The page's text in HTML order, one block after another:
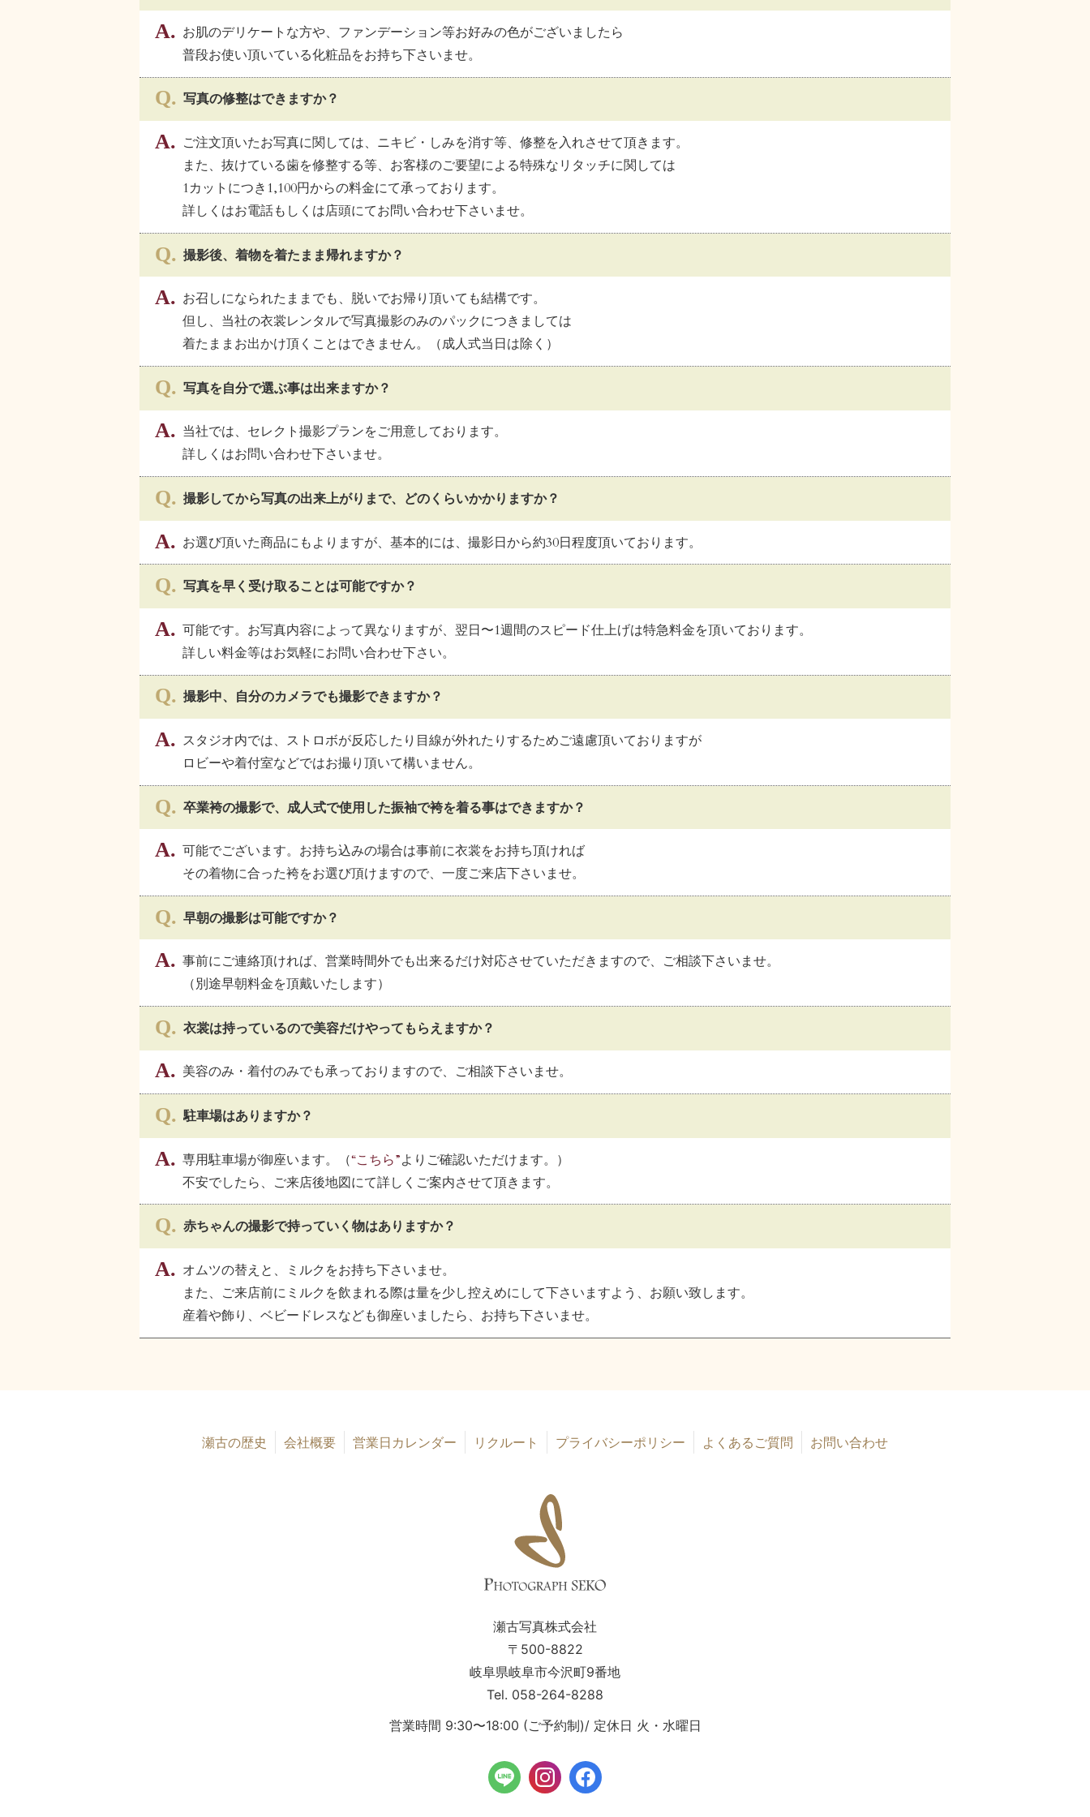
お肌のデリケートな方や、ファンデーション等お好みの色がございましたら
普段お使い頂いている化粧品をお持ち下さいませ。
写真の修整はできますか？
ご注文頂いたお写真に関しては、ニキビ・しみを消す等、修整を入れさせて頂きます。
また、抜けている歯を修整する等、お客様のご要望による特殊なリタッチに関しては
1カットにつき1,100円からの料金にて承っております。
詳しくはお電話もしくは店頭にてお問い合わせ下さいませ。
撮影後、着物を着たまま帰れますか？
お召しになられたままでも、脱いでお帰り頂いても結構です。
但し、当社の衣裳レンタルで写真撮影のみのパックにつきましては
着たままお出かけ頂くことはできません。（成人式当日は除く）
写真を自分で選ぶ事は出来ますか？
当社では、セレクト撮影プランをご用意しております。
詳しくはお問い合わせ下さいませ。
撮影してから写真の出来上がりまで、どのくらいかかりますか？
お選び頂いた商品にもよりますが、基本的には、撮影日から約30日程度頂いております。
写真を早く受け取ることは可能ですか？
可能です。お写真内容によって異なりますが、翌日〜1週間のスピード仕上げは特急料金を頂いております。
詳しい料金等はお気軽にお問い合わせ下さい。
撮影中、自分のカメラでも撮影できますか？
スタジオ内では、ストロボが反応したり目線が外れたりするためご遠慮頂いておりますが
ロビーや着付室などではお撮り頂いて構いません。
卒業袴の撮影で、成人式で使用した振袖で袴を着る事はできますか？
可能でございます。お持ち込みの場合は事前に衣裳をお持ち頂ければ
その着物に合った袴をお選び頂けますので、一度ご来店下さいませ。
早朝の撮影は可能ですか？
事前にご連絡頂ければ、営業時間外でも出来るだけ対応させていただきますので、ご相談下さいませ。
（別途早朝料金を頂戴いたします）
衣裳は持っているので美容だけやってもらえますか？
美容のみ・着付のみでも承っておりますので、ご相談下さいませ。
駐車場はありますか？
専用駐車場が御座います。（“こちら”よりご確認いただけます。）
不安でしたら、ご来店後地図にて詳しくご案内させて頂きます。
赤ちゃんの撮影で持っていく物はありますか？
オムツの替えと、ミルクをお持ち下さいませ。
また、ご来店前にミルクを飲まれる際は量を少し控えめにして下さいますよう、お願い致します。
産着や飾り、ベビードレスなども御座いましたら、お持ち下さいませ。
瀬古の歴史 会社概要 営業日カレンダー リクルート プライバシーポリシー よくあるご質問 お問い合わせ
瀬古写真株式会社
〒500-8822
岐阜県岐阜市今沢町9番地
Tel. 058-264-8288
営業時間 9:30〜18:00 (ご予約制)/ 定休日 火・水曜日